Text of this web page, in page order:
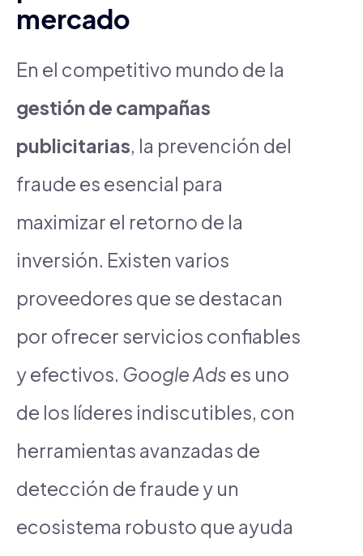
mercado
En el competitivo mundo de la
gestión de campañas
publicitarias, la prevención del
fraude es esencial para
maximizar el retorno de la
inversión. Existen varios
proveedores que se destacan
por ofrecer servicios confiables
y efectivos. Google Ads es uno
de los líderes indiscutibles, con
herramientas avanzadas de
detección de fraude y un
ecosistema robusto que ayuda